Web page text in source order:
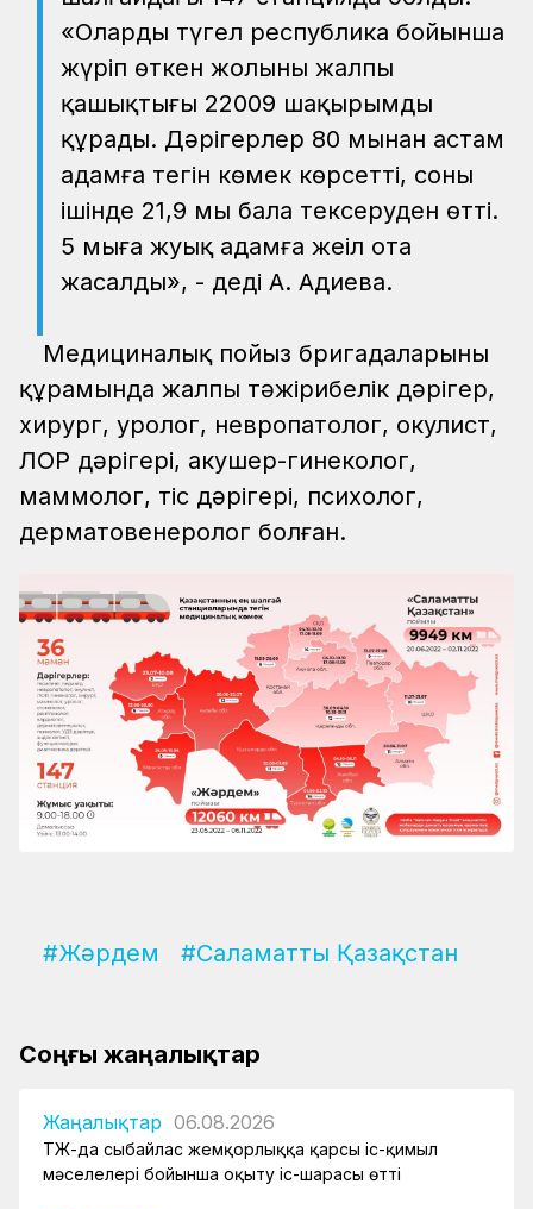
«Олардың түгел республика бойынша
жүріп өткен жолының жалпы
қашықтығы 22009 шақырымды
құрады. Дәрігерлер 80 мыңнан астам
адамға тегін көмек көрсетті, соның
ішінде 21,9 мың бала тексеруден өтті.
5 мыңға жуық адамға жеңіл ота
жасалды», - деді А. Адиева.
Медициналық пойыз бригадаларының
құрамында жалпы тәжірибелік дәрігер,
хирург, уролог, невропатолог, окулист,
ЛОР дәрігері, акушер-гинеколог,
маммолог, тіс дәрігері, психолог,
дерматовенеролог болған.
#Жәрдем #Саламатты Қазақстан
Соңғы жаңалықтар
Жаңалықтар 06.08.2026
ҚТЖ-да сыбайлас жемқорлыққа қарсы іс-қимыл
мәселелері бойынша оқыту іс-шарасы өтті